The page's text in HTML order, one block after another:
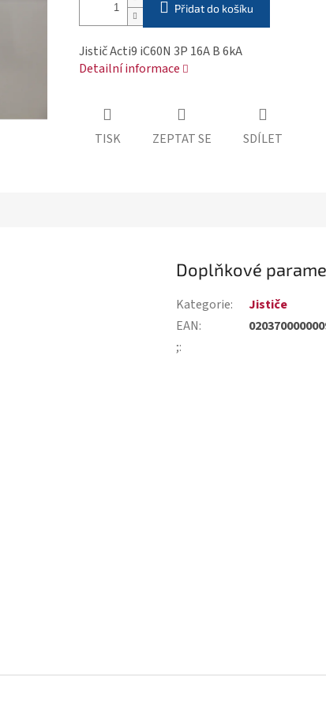
Přidat do košíku
Jistič Acti9 iC60N 3P 16A B 6kA
Detailní informace
TISK ZEPTAT SE SDÍLET
Doplňkové
Kategorie:
Jističe
EAN:
;: